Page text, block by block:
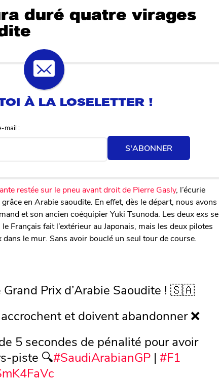
duré quatre virages
mail :
S'ABONNER
restée sur le pneu avant droit de Pierre Gasly, l’écurie
en Arabie saoudite. En effet, dès le départ, nous avons
et son ancien coéquipier Yuki Tsunoda. Les deux exs se
Français fait l’extérieur au Japonais, mais les deux pilotes
le mur. Sans avoir bouclé un seul tour de course.
Grand Prix d’Arabie Saoudite ! 🇸🇦
et doivent abandonner ❌
5 secondes de pénalité pour avoir
piste 🔍#SaudiArabianGP | #F1